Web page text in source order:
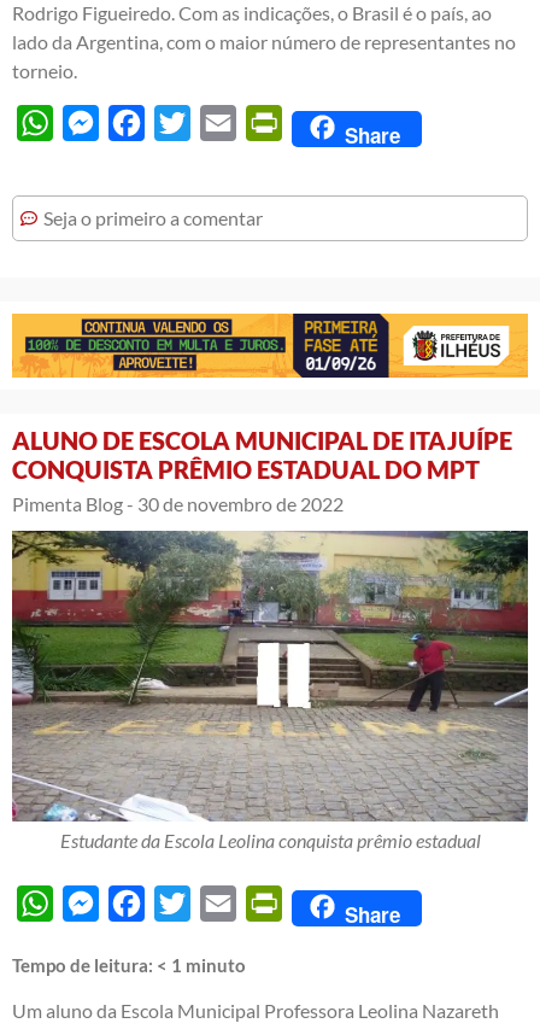
Rodrigo Figueiredo. Com as indicações, o Brasil é o país, ao
lado da Argentina, com o maior número de representantes no
torneio.
WhatsAppMessengerFacebook
Twitter Email PrintFriendly
Share
Seja o primeiro a comentar
ALUNO DE ESCOLA MUNICIPAL DE ITAJUÍPE
CONQUISTA PRÊMIO ESTADUAL DO MPT
Pimenta Blog - 30 de novembro de 2022
Estudante da Escola Leolina conquista prêmio estadual
WhatsAppMessengerFacebook
Twitter Email PrintFriendly
Share
Tempo de leitura: < 1 minuto
Um aluno da Escola Municipal Professora Leolina Nazareth